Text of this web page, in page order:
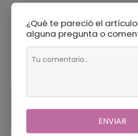
Suplementos
Se você pertence a um grupo de
área com pouca luz solar,
sob orientação médica. A dose
CONTEMPLA DIFERENTES
¿Qué te pareció el
alguna pregunta o
ENVIAR